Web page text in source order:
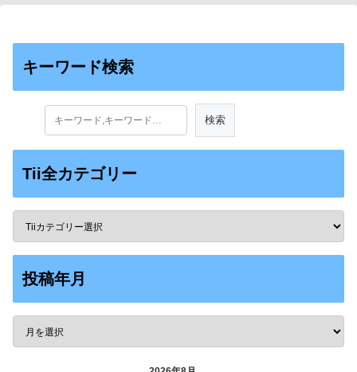
キーワード検索
Tii全カテゴリー
投稿年月